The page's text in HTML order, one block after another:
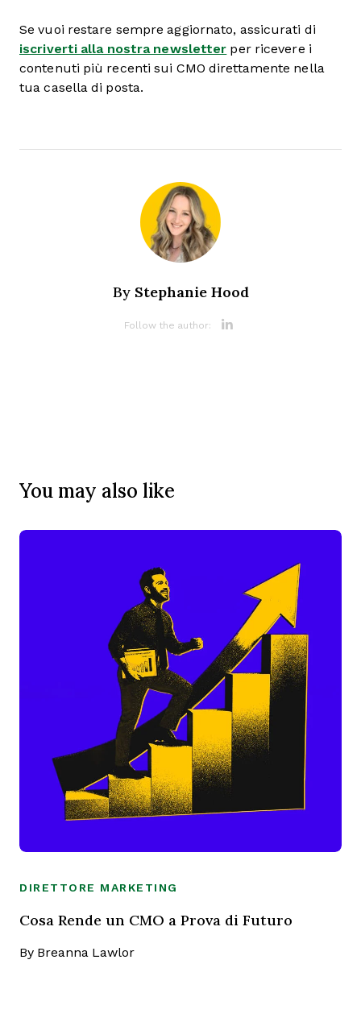
Se vuoi restare sempre aggiornato, assicurati di
iscriverti alla nostra newsletter per ricevere i
contenuti più recenti sui CMO direttamente nella
tua casella di posta.
By Stephanie Hood
Follow the author:
You may also like
DIRETTORE MARKETING
Cosa Rende un CMO a Prova di Futuro
By Breanna Lawlor